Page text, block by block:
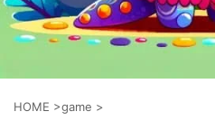
HOME >game >